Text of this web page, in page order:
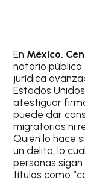
En México,
notario público
jurídica
Estados
atestiguar
puede dar
migratorias ni
Quien lo hace
un delito, lo
personas
títulos como